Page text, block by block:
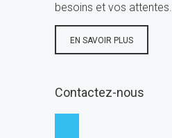
besoins et vos attentes.
EN SAVOIR PLUS
Contactez-nous